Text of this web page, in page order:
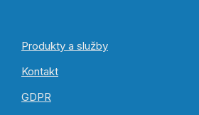
Produkty a služby
Kontakt
GDPR